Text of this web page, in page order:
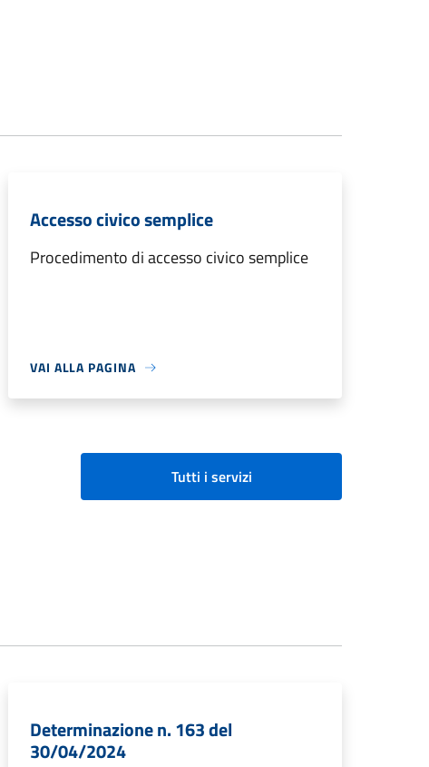
Accesso civico semplice
Procedimento di accesso civico semplice
VAI ALLA PAGINA
Tutti i servizi
Determinazione n. 163 del
30/04/2024